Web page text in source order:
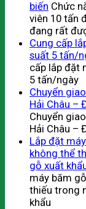
biến Chức
viên 10 tấn
đang rất
Cung cấp
suất 5 tấn/
cấp lắp đặt
5 tấn/ngày
Chuyển
Hải Châu –
Chuyển
Hải Châu –
Lắp đặt
không thể
gỗ xuất
máy băm
thiếu trong
khẩu